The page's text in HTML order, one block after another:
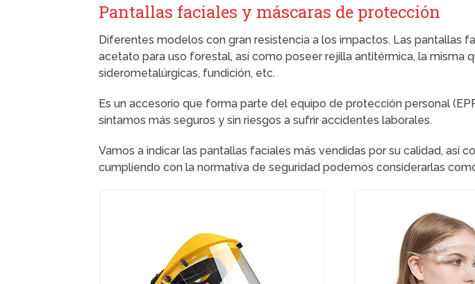
Pantallas faciales y máscaras de protección
Diferentes modelos con gran resistencia a los impactos. Las pantallas
acetato para uso forestal, así como poseer rejilla antitérmica, la
siderometalúrgicas, fundición, etc.
Es un accesorio que forma parte del equipo de protección personal
sintamos más seguros y sin riesgos a sufrir accidentes laborales.
Vamos a indicar las pantallas faciales más vendidas por su calidad, así
cumpliendo con la normativa de seguridad podemos considerarlas